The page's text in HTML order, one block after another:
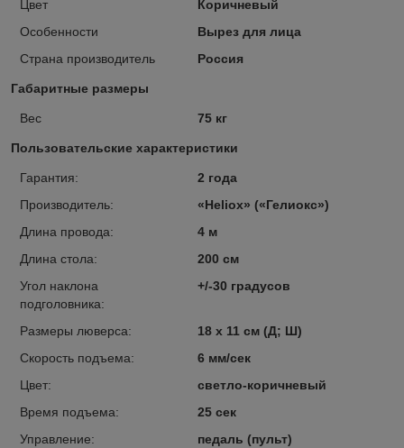
Цвет
Коричневый
Особенности
Вырез для лица
Страна производитель
Россия
Габаритные размеры
Вес 75 кг
Пользовательские характеристики
Гарантия:
2 года
Производитель:
«Heliox» («Гелиокс»)
Длина провода:
4 м
Длина стола:
200 см
Угол наклона
подголовника:
+/-30 градусов
Размеры люверса:
18 х 11 см (Д; Ш)
Скорость подъема:
6 мм/сек
Цвет:
светло-коричневый
Время подъема:
25 сек
Управление:
педаль (пульт)